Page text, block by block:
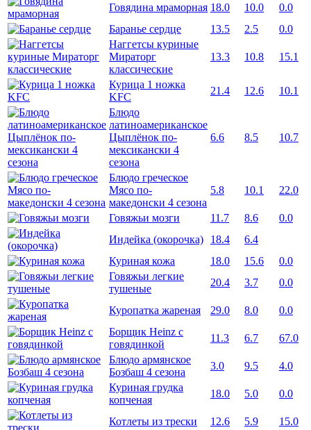
Говядина мраморная 18.0 10.0
0.0
Баранье сердце
13.5 2.5
0.0
Наггетсы куриные
Мираторг
классические
13.3 10.8 15.1
Курица 1 ножка
KFC
21.4 12.6
10.1
Блюдо
латиноамериканское
Цыплёнок по-
мексикански 4
сезона
6.6 8.5 10.7
Блюдо греческое
Мясо по-
македонски 4 сезона
5.8 10.1 22.0
Говяжьи мозги 11.7 8.6
0.0
Индейка (окорочка)
18.4
6.4
Куриная кожа
18.0 15.6
0.0
Говяжьи легкие
тушеные
20.4 3.7 0.0
Куропатка жареная 29.0 8.0
0.0
Борщик Heinz с
говядинкой
11.3 6.7
67.0
Блюдо армянское
Бозбаш 4 сезона
3.0 9.5
4.0
Куриная грудка
копченая
18.0 5.0 0.0
Котлеты из трески 12.6 5.9
15.0